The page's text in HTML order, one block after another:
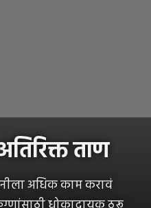
ताण
अधिक काम करावं